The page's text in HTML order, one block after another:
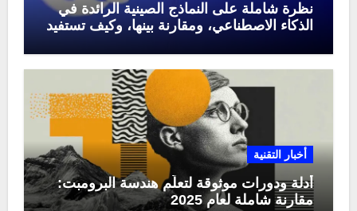
نظرة شاملة على النماذج الصينية الرائدة في
الذكاء الاصطناعي، ومقارنة بينها، وكيف تستفيد
أخبار التقنية
أدلة ودورات موثوقة لتعلّم هندسة البرومبت:
مقارنة شاملة لعام 2025